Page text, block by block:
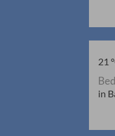
21
in